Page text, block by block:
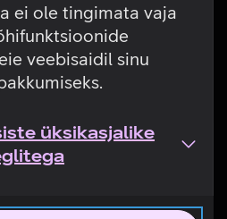
ei ole tingimata vaja
veebisaidil sinu
üksikasjalike
viga